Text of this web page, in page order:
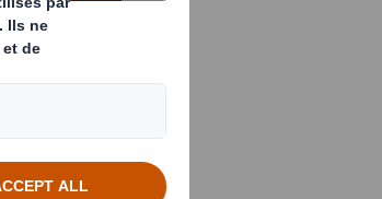
à la